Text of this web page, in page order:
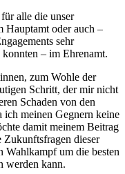
alle die unser
Hauptamt oder auch –
sehr
– im Ehrenamt.
zum Wohle der
Schritt, der mir nicht
Schaden von den
ich meinen Gegnern keine
damit meinem Beitrag
Zukunftsfragen dieser
Wahlkampf um die besten
werden kann.